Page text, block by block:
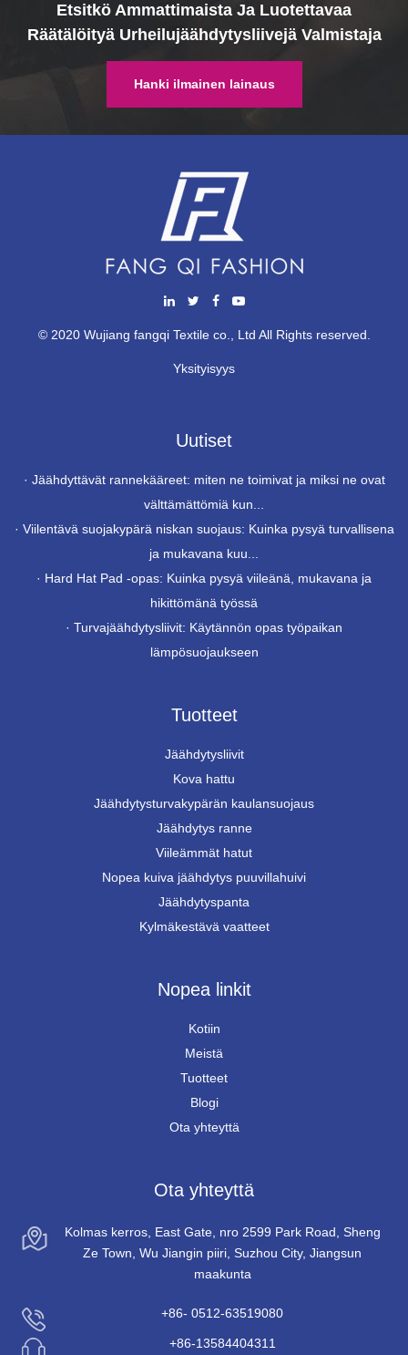
Etsitkö Ammattimaista Ja Luotettavaa
Räätälöityä Urheilujäähdytysliivejä Valmistaja
Hanki ilmainen lainaus
© 2020 Wujiang fangqi Textile co., Ltd All Rights reserved.
Yksityisyys
Uutiset
· Jäähdyttävät rannekääreet: miten ne toimivat ja miksi ne ovat
välttämättömiä kun...
· Viilentävä suojakypärä niskan suojaus: Kuinka pysyä turvallisena
ja mukavana kuu...
· Hard Hat Pad -opas: Kuinka pysyä viileänä, mukavana ja
hikittömänä työssä
· Turvajäähdytysliivit: Käytännön opas työpaikan
lämpösuojaukseen
Tuotteet
Jäähdytysliivit
Kova hattu
Jäähdytysturvakypärän kaulansuojaus
Jäähdytys ranne
Viileämmät hatut
Nopea kuiva jäähdytys puuvillahuivi
Jäähdytyspanta
Kylmäkestävä vaatteet
Nopea linkit
Kotiin
Meistä
Tuotteet
Blogi
Ota yhteyttä
Ota yhteyttä
Kolmas kerros, East Gate, nro 2599 Park Road, Sheng
Ze Town, Wu Jiangin piiri, Suzhou City, Jiangsun
maakunta
+86- 0512-63519080
+86-13584404311